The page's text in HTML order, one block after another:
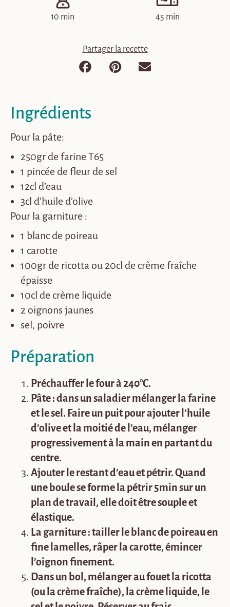
10 min 45 min
Partager la recette
Ingrédients
Pour la pâte:
250gr de farine T65
1 pincée de fleur de sel
12cl d’eau
3cl d’huile d’olive
Pour la garniture :
1 blanc de poireau
1 carotte
100gr de ricotta ou 20cl de crème fraîche
épaisse
10cl de crème liquide
2 oignons jaunes
sel, poivre
Préparation
Préchauffer le four à 240°C.
Pâte : dans un saladier mélanger la farine
et le sel. Faire un puit pour ajouter l’huile
d’olive et la moitié de l’eau, mélanger
progressivement à la main en partant du
centre.
Ajouter le restant d’eau et pétrir. Quand
une boule se forme la pétrir 5minsur un
plan de travail, elle doit être souple et
élastique.
La garniture : tailler le blanc de poireau en
fine lamelles, râper la carotte, émincer
l’oignon finement.
Dans un bol, mélanger au fouet la ricotta
(ou la crème fraîche), la crème liquide, le